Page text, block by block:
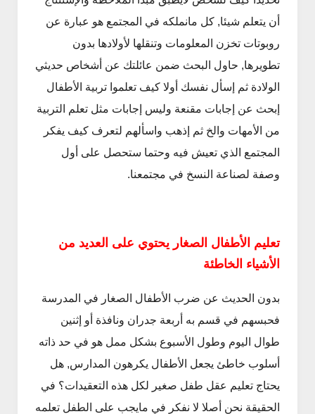
أن يتعلم شيئا, كل مانملكه في المجتمع هو عبارة عن
روبوتات تخزن المعلومات وتنقلها لأولادها بدون
تطويرها, حاول البحث ضمن عائلتك عن أشخاص حديثي
الولادة ثم إسأل نفسك أولا كيف تعلموا تربية الأطفال
إبحث عن إجابات مقنعة وليس إجابات مثل تعلم التربية
من الأمهات والخ ثم إذهب واسألهم لتعرف كيف يفكر
المجتمع الذي تعيش فيه وحتما ستحصل على أول
وصفة لصناعة النسخ في مجتمعنا.
تعليم الأطفال الصغار يحتوي على العديد من
الأشياء الخاطئة
بدون الحديث عن ضرب الأطفال الصغار في المدرسة
فحبسهم في قسم به أربعة جدران ونافذة أو إثنين
طوال اليوم وطول الأسبوع بشكل ممل هو في حد ذاته
أسلوب خاطئ يجعل الأطفال يكرهون المدارس, هل
يحتاج تعليم عقل طفل صغير لكل هذه التعقيدات؟ في
الحقيقة نحن أصلا لا نفكر في مايجب على الطفل تعلمه